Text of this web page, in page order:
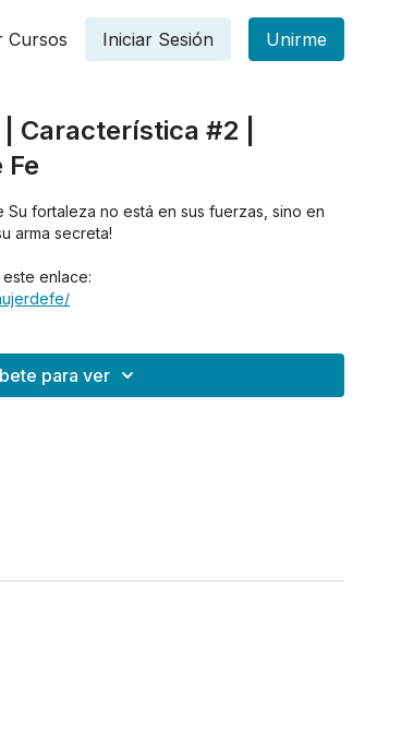
Cursos Iniciar Sesión Unirme
Característica #2 |
Su fortaleza no está en sus fuerzas, sino en
arma secreta!
enlace:
para ver